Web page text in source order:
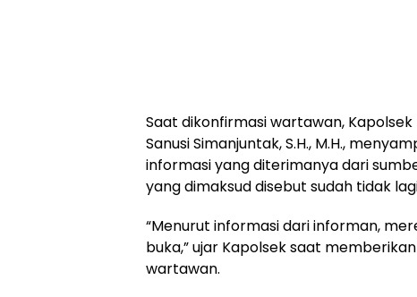
Saat dikonfirmasi wartawan, Kapolsek
Sanusi Simanjuntak, S.H., M.H.,
informasi yang diterimanya dari
yang dimaksud disebut sudah tidak
“Menurut informasi dari informan,
buka,” ujar Kapolsek saat
wartawan.